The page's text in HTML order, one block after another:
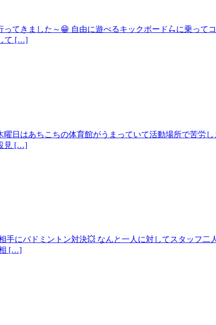
てきました～😁 自由に遊べるキックボード🛴に乗って
て […]
日はあちこちの体育館がうまっていて活動場所で苦労
見 […]
にバドミントン対決💥 なんと一人に対してスタッフ
相 […]